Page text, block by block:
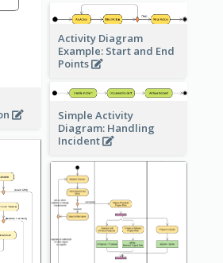
Activity Diagram
Example: Start and End
Points
Simple Activity
Diagram: Handling
Incident